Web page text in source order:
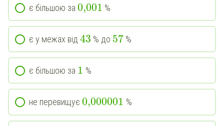
є більшою за 0,001 %
є у межах від 43 % до 57 %
є більшою за 1 %
не перевищує 0,000001 %